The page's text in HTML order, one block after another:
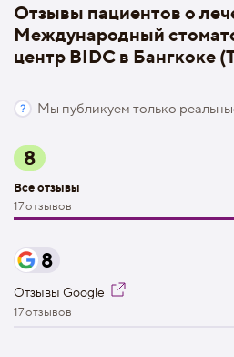
Отзывы пациентов о
Международный
центр BIDC в Бангкоке
Мы публикуем только
8
Все отзывы
17 отзывов
8
Отзывы Google
17 отзывов